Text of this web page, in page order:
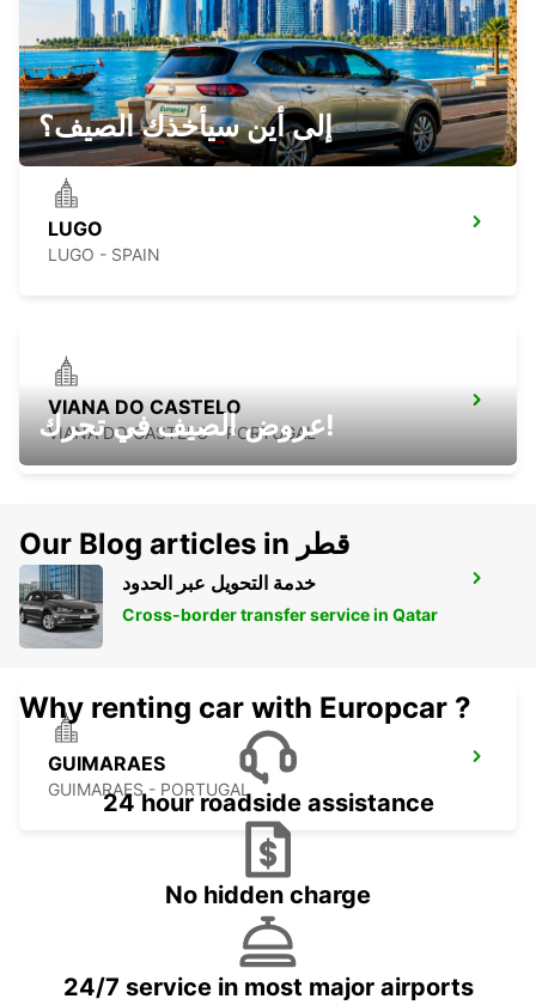
ORENSE RENFE
OURENSE - SPAIN
LUGO
LUGO - SPAIN
VIANA DO CASTELO
VIANA DO CASTELO - PORTUGAL
BRAGA
BRAGA - PORTUGAL
GUIMARAES
GUIMARAES - PORTUGAL
إلى أين سيأخذك الصيف؟
عروض الصيف في تحرك!
Our Blog articles in قطر
خدمة التحويل عبر الحدود
Cross-border transfer service in Qatar
Why renting car with Europcar ?
24 hour roadside assistance
No hidden charge
24/7 service in most major airports